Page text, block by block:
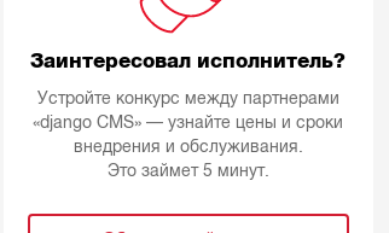
Заинтересовал исполнитель?
Устройте конкурс между партнерами
«django CMS» — узнайте цены и сроки
внедрения и обслуживания.
Это займет 5 минут.